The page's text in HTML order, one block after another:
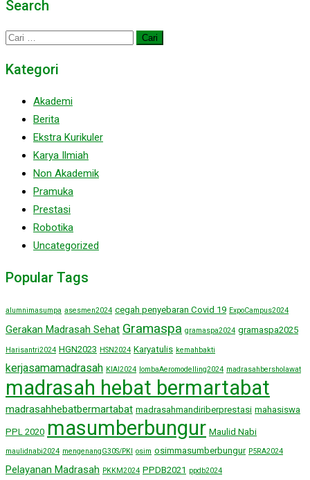
Search
Cari
Kategori
Akademi
Berita
Ekstra Kurikuler
Karya Ilmiah
Non Akademik
Pramuka
Prestasi
Robotika
Uncategorized
Popular Tags
alumnimasumpa asesmen2024 cegah penyebaran Covid 19 ExpoCampus2024
Gerakan Madrasah Sehat Gramaspa gramaspa2024 gramaspa2025
Harisantri2024 HGN2023 HSN2024 Karyatulis kemahbakti
kerjasamamadrasah KIAI2024 lombaAeromodelling2024 madrasahbersholawat
madrasah hebat bermartabat
madrasahhebatbermartabat madrasahmandiriberprestasi mahasiswa
PPL 2020 masumberbungur Maulid Nabi
maulidnabi2024 mengenangG30S/PKI osim osimmasumberbungur P5RA2024
Pelayanan Madrasah PKKM2024 PPDB2021 ppdb2024